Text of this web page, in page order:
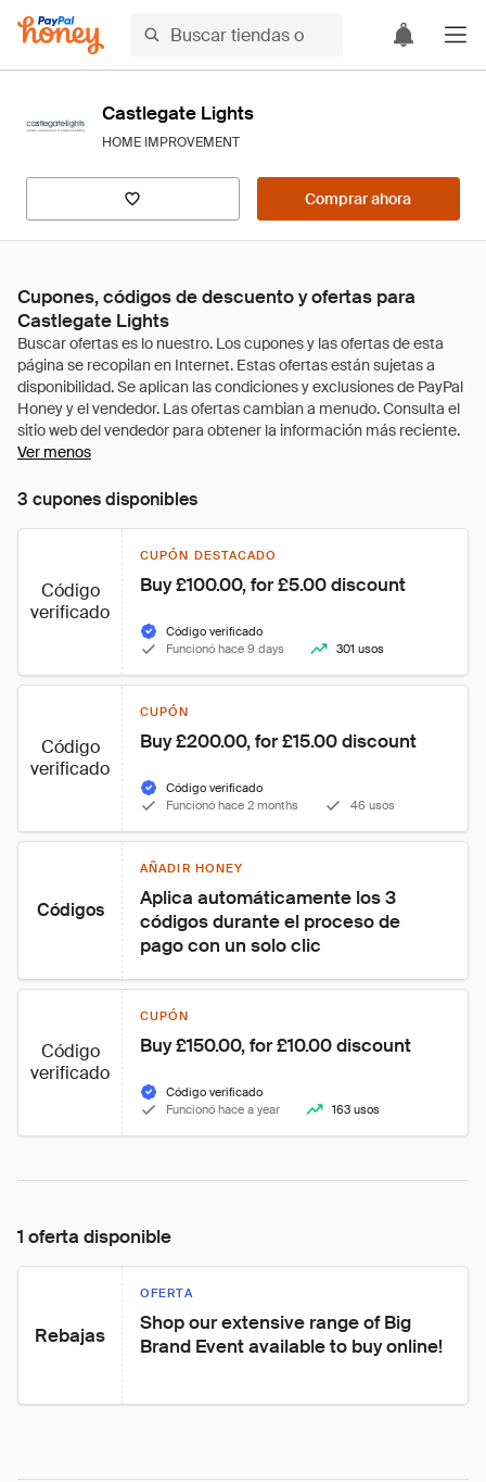
Castlegate Lights
HOME IMPROVEMENT
Comprar ahora
Cupones, códigos de descuento y ofertas para
Castlegate Lights
Ver menos
3 cupones disponibles
Código
verificado
CUPÓN DESTACADO
Buy £100.00, for £5.00 discount
Código verificado
Funcionó hace 9 days
301 usos
Código
verificado
CUPÓN
Buy £200.00, for £15.00 discount
Código verificado
Funcionó hace 2 months
46 usos
Códigos
AÑADIR HONEY
Aplica automáticamente los 3
códigos durante el proceso de
pago con un solo clic
Código
verificado
CUPÓN
Buy £150.00, for £10.00 discount
Código verificado
Funcionó hace a year
163 usos
1 oferta disponible
Rebajas
OFERTA
Shop our extensive range of Big
Brand Event available to buy online!